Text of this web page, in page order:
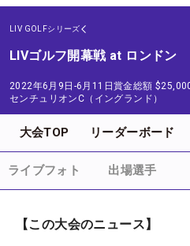
LIV GOLFシリーズ
LIVゴルフ開幕戦 at ロンドン
2022年6月9日-6月11日賞金総額
センチュリオンC（イングランド）
大会TOP リーダーボード
ライブフォト 出場選手
【この大会のニュース】